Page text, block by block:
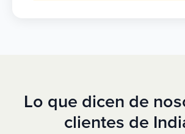
Lo que dicen de
clientes de